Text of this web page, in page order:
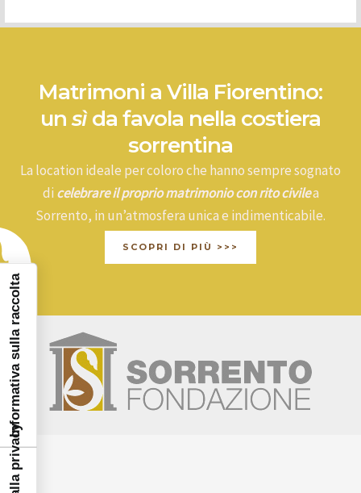
Matrimoni a Villa Fiorentino:
unsìda favola nella costiera
sorrentina
La location ideale per coloro che hanno sempre sognato
di celebrare il proprio matrimonio con rito civilea
Sorrento, in un’atmosfera unica e indimenticabile.
SCOPRI DI PIÙ >>>
Informativa sulla raccolta